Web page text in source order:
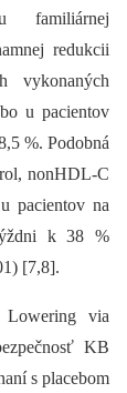
familiárnej
redukcii
u pacientov
%. Podobná
nonHDL-C
pacientov na
k 38 %
[7,8].
via
KB
s placebom